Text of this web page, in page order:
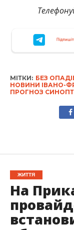
МІТКИ: БЕЗ
НОВИНИ ІВАНО-
ПРОГНОЗ
ЖИТТЯ
На